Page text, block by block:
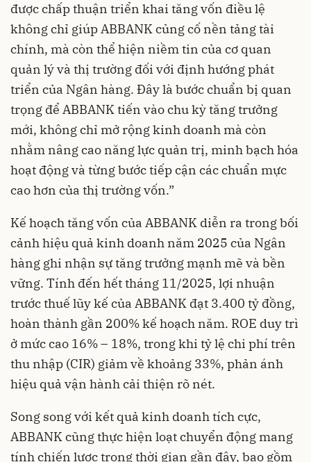
được chấp thuận triển khai tăng vốn điều lệ
không chỉ giúp ABBANK củng cố nền tảng tài
chính, mà còn thể hiện niềm tin của cơ quan
quản lý và thị trường đối với định hướng phát
triển của Ngân hàng. Đây là bước chuẩn bị quan
trọng để ABBANK tiến vào chu kỳ tăng trưởng
mới, không chỉ mở rộng kinh doanh mà còn
nhằm nâng cao năng lực quản trị, minh bạch hóa
hoạt động và từng bước tiếp cận các chuẩn mực
cao hơn của thị trường vốn.”
Kế hoạch tăng vốn của ABBANK diễn ra trong bối
cảnh hiệu quả kinh doanh năm 2025 của Ngân
hàng ghi nhận sự tăng trưởng mạnh mẽ và bền
vững. Tính đến hết tháng 11/2025, lợi nhuận
trước thuế lũy kế của ABBANK đạt 3.400 tỷ đồng,
hoàn thành gần 200% kế hoạch năm. ROE duy trì
ở mức cao 16% – 18%, trong khi tỷ lệ chi phí trên
thu nhập (CIR) giảm về khoảng 33%, phản ánh
hiệu quả vận hành cải thiện rõ nét.
Song song với kết quả kinh doanh tích cực,
ABBANK cũng thực hiện loạt chuyển động mang
tính chiến lược trong thời gian gần đây, bao gồm